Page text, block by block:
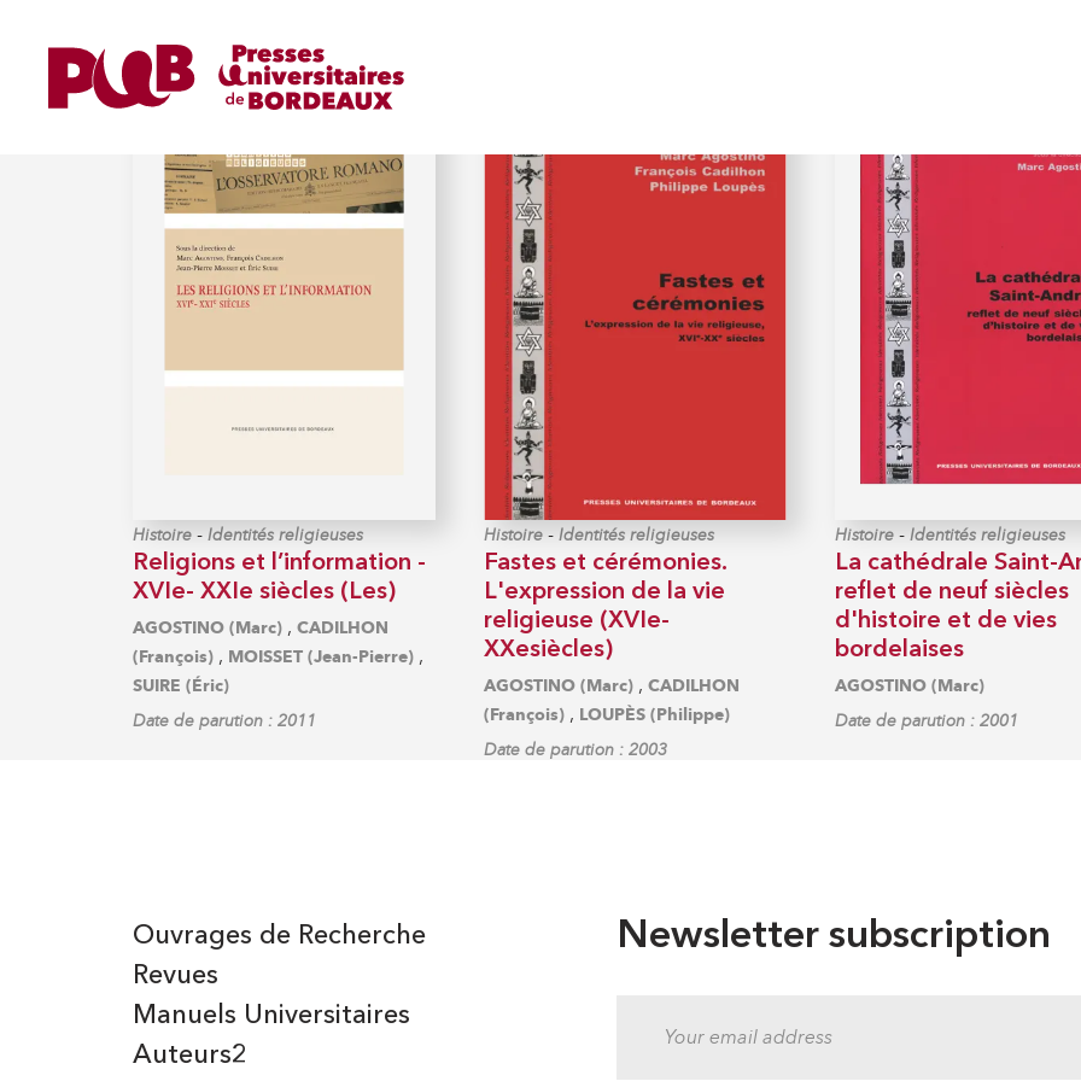
Histoire- Identités religieuses
Religions et l’information -
XVIe- XXIe siècles (Les)
AGOSTINO (Marc), CADILHON
(François), MOISSET (Jean-Pierre),
SUIRE (Éric)
Date de parution : 2011
Histoire- Identités religieuses
Fastes et cérémonies.
L'expression de la vie
religieuse (XVIe-
XXesiècles)
AGOSTINO (Marc), CADILHON
(François), LOUPÈS (Philippe)
Date de parution : 2003
Histoire - Identités religieuses
La cathédrale Saint-
reflet de neuf siècles
d'histoire et de vies
bordelaises
AGOSTINO (Marc)
Date de parution : 2001
Newsletter subscription
Auteurs2
Manuels Universitaires
Ouvrages de Recherche
Revues